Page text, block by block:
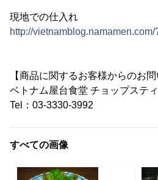
現地での仕入れ
http://vietnamblog.namamen.com/
【商品に関するお客様からのお問
ベトナム屋台食堂 チョップステ
Tel：03-3330-3992
すべての画像